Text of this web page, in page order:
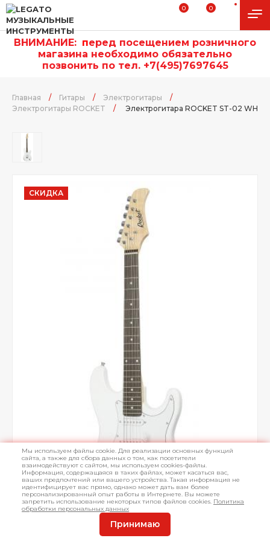
0 0
ВНИМАНИЕ: перед посещением розничного
магазина необходимо обязательно
позвонить по тел. +7(495)7697645
Главная / Гитары / Электрогитары
/
Электрогитары ROCKET
/ Электрогитара ROCKET ST-02 WH
СКИДКА
Мы используем файлы cookie. Для реализации основных функций
сайта, а также для сбора данных о том, как посетители
взаимодействуют с сайтом, мы используем cookies-файлы.
Информация, содержащаяся в таких файлах, может касаться вас,
ваших предпочтений или вашего устройства. Такая информация не
идентифицирует вас прямо, однако может дать вам более
персонализированный опыт работы в Интернете. Вы можете
запретить использование некоторых типов файлов cookies. Политика
обработки персональных данных
Принимаю